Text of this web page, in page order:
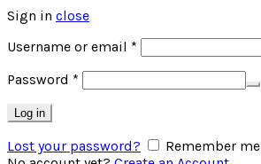
Sign in close
Username or email *
Password *
Log in
Lost your password?
Remember me